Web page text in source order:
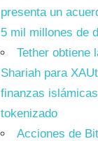
presenta un
5 mil millones de
Tether obtiene
Shariah para
finanzas
tokenizado
Acciones de